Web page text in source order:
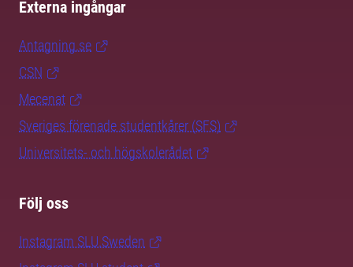
Externa ingångar
Antagning.se
CSN
Mecenat
Sveriges förenade studentkårer (SFS)
Universitets- och högskolerådet
Följ oss
Instagram SLU.Sweden